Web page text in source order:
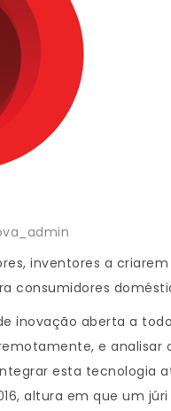
inventores a
consumidores
inovação aberta a
e analisar
esta tecnologia
altura em que um